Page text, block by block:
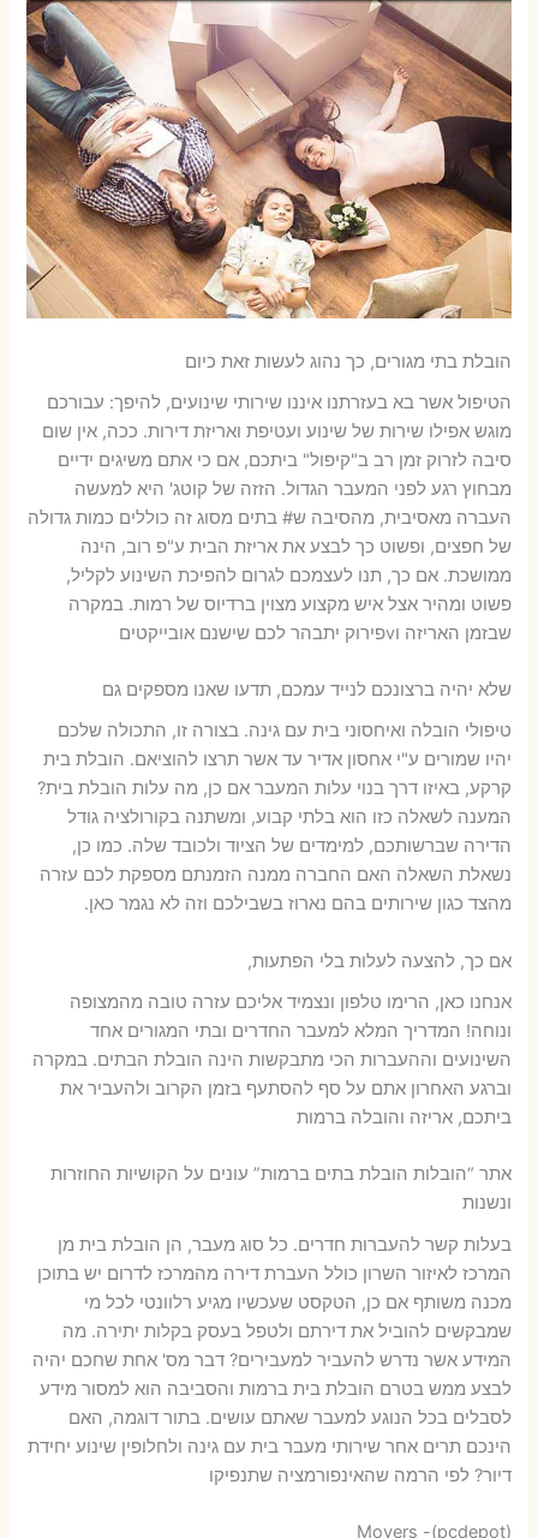
הובלת בתי מגורים, כך נהוג לעשות זאת כיום
הטיפול אשר בא בעזרתנו איננו שירותי שינועים, להיפך: עבורכם
מוגש אפילו שירות של שינוע ועטיפת ואריזת דירות. ככה, אין שום
סיבה לזרוק זמן רב ב"קיפול" ביתכם, אם כי אתם משיגים ידיים
מבחוץ רגע לפני המעבר הגדול. הזזה של קוטג' היא למעשה
העברה מאסיבית, מהסיבה ש# בתים מסוג זה כוללים כמות גדולה
של חפצים, ופשוט כך לבצע את אריזת הבית ע"פ רוב, הינה
ממושכת. אם כך, תנו לעצמכם לגרום להפיכת השינוע לקליל,
פשוט ומהיר אצל איש מקצוע מצוין ברדיוס של רמות. במקרה
שבזמן האריזה וvפירוק יתבהר לכם שישנם אובייקטים
שלא יהיה ברצונכם לנייד עמכם, תדעו שאנו מספקים גם
טיפולי הובלה ואיחסוני בית עם גינה. בצורה זו, התכולה שלכם
יהיו שמורים ע"י אחסון אדיר עד אשר תרצו להוציאם. הובלת בית
קרקע, באיזו דרך בנוי עלות המעבר אם כן, מה עלות הובלת בית?
המענה לשאלה כזו הוא בלתי קבוע, ומשתנה בקורולציה גודל
הדירה שברשותכם, למימדים של הציוד ולכובד שלה. כמו כן,
נשאלת השאלה האם החברה ממנה הזמנתם מספקת לכם עזרה
מהצד כגון שירותים בהם נארוז בשבילכם וזה לא נגמר כאן.
אם כך, להצעה לעלות בלי הפתעות,
אנחנו כאן, הרימו טלפון ונצמיד אליכם עזרה טובה מהמצופה
ונוחה! המדריך המלא למעבר החדרים ובתי המגורים אחד
השינועים וההעברות הכי מתבקשות הינה הובלת הבתים. במקרה
וברגע האחרון אתם על סף להסתעף בזמן הקרוב ולהעביר את
ביתכם, אריזה והובלה ברמות
אתר “הובלות הובלת בתים ברמות” עונים על הקושיות החוזרות
ונשנות
בעלות קשר להעברות חדרים. כל סוג מעבר, הן הובלת בית מן
המרכז לאיזור השרון כולל העברת דירה מהמרכז לדרום יש בתוכן
מכנה משותף אם כן, הטקסט שעכשיו מגיע רלוונטי לכל מי
שמבקשים להוביל את דירתם ולטפל בעסק בקלות יתירה. מה
המידע אשר נדרש להעביר למעבירים? דבר מס' אחת שחכם יהיה
לבצע ממש בטרם הובלת בית ברמות והסביבה הוא למסור מידע
לסבלים בכל הנוגע למעבר שאתם עושים. בתור דוגמה, האם
הינכם תרים אחר שירותי מעבר בית עם גינה ולחלופין שינוע יחידת
דיור? לפי הרמה שהאינפורמציה שתנפיקו
Movers -(pcdepot)